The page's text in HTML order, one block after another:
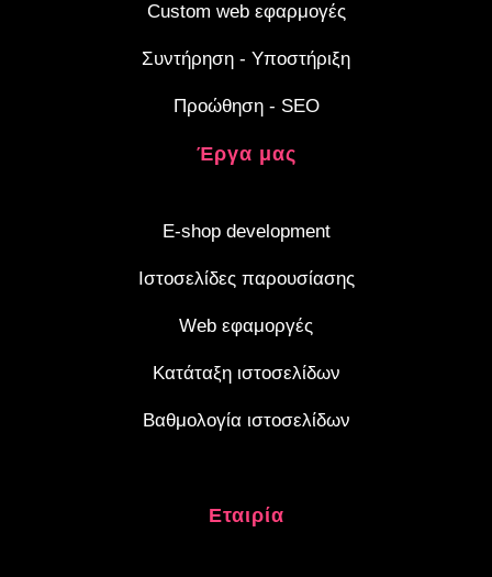
Custom web εφαρμογές
Συντήρηση - Υποστήριξη
Προώθηση - SEO
Έργα μας
E-shop development
Ιστοσελίδες παρουσίασης
Web εφαμοργές
Κατάταξη ιστοσελίδων
Βαθμολογία ιστοσελίδων
Eταιρία